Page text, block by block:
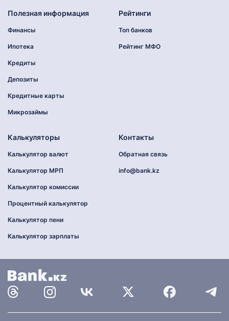
Полезная информация
Финансы
Ипотека
Кредиты
Депозиты
Кредитные карты
Микрозаймы
Рейтинги
Топ банков
Рейтинг МФО
Калькуляторы
Калькулятор валют
Калькулятор МРП
Калькулятор комиссии
Процентный калькулятор
Калькулятор пени
Калькулятор зарплаты
Контакты
Обратная связь
info@bank.kz